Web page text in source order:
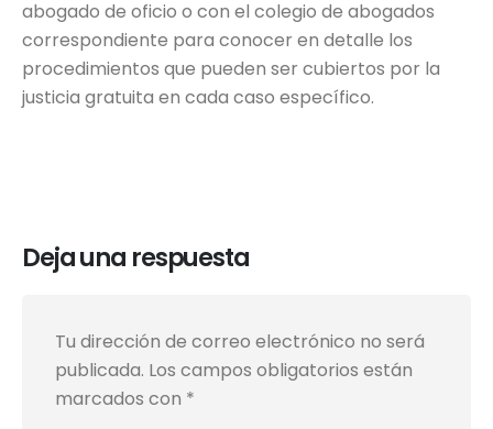
abogado de oficio o con el colegio de abogados
correspondiente para conocer en detalle los
procedimientos que pueden ser cubiertos por la
justicia gratuita en cada caso específico.
Deja una respuesta
Tu dirección de correo electrónico no será
publicada. Los campos obligatorios están
marcados con *